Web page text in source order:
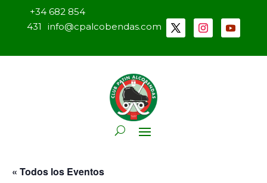
+34 682 854
431
info@cpalcobendas.com
« Todos los Eventos